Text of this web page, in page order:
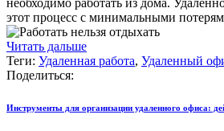
этот процесс с минимальными
Читать дальше
Теги: Удаленная работа, Удаленный
Поделиться:
Инструменты для организации удаленного офиса: